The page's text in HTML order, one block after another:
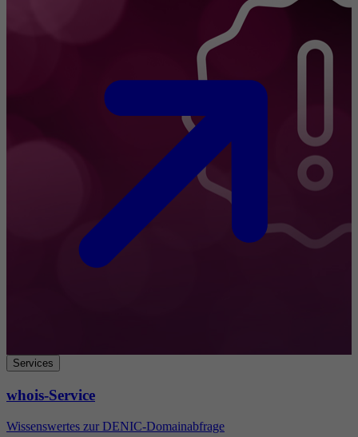
Services
whois-Service
Wissenswertes zur DENIC-Domainabfrage